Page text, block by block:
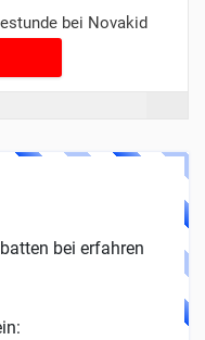
bei Novakid
bei erfahren